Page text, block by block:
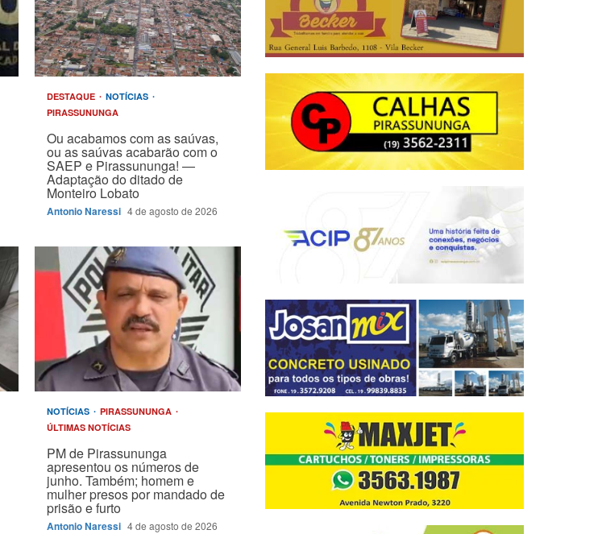
DESTAQUE
NOTÍCIAS
PIRASSUNUNGA
Ou acabamos com as saúvas,
ou as saúvas acabarão com o
SAEP e Pirassununga! —
Adaptação do ditado de
Monteiro Lobato
Antonio Naressi 4 de agosto de 2026
NOTÍCIAS
PIRASSUNUNGA
ÚLTIMAS NOTÍCIAS
PM de Pirassununga
apresentou os números de
junho. Também; homem e
mulher presos por mandado de
prisão e furto
Antonio Naressi 4 de agosto de 2026